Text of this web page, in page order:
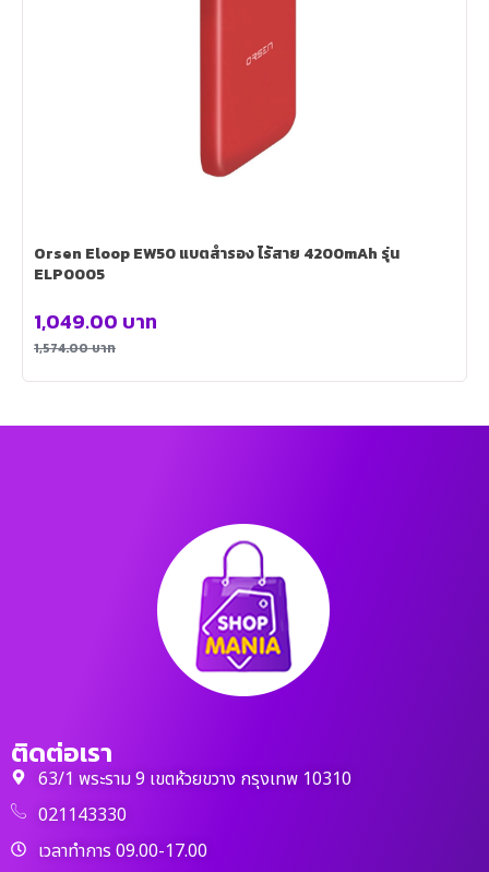
Orsen Eloop EW50 แบตสำรอง ไร้สาย 4200mAh รุ่น
ELP0005
1,574.00บาท
1,049.00 บาท
ติดต่อเรา
63/1 พระราม 9 เขตห้วยขวาง กรุงเทพ 10310
021143330
เวลาทำการ 09.00-17.00